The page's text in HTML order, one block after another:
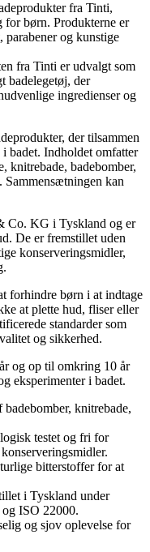
fra Tinti,
børn. Produkterne er
og kunstige
fra Tinti er udvalgt som
badelegetøj, der
ingredienser og
der tilsammen
badet. Indholdet omfatter
knitrebade, badebomber,
Sammensætningen kan
Co. KG i Tyskland og er
De er fremstillet uden
konserveringsmidler,
forhindre børn i at indtage
at plette hud, fliser eller
standarder som
og sikkerhed.
og op til omkring 10 år
eksperimenter i badet.
knitrebade,
testet og fri for
bitterstoffer for at
i Tyskland under
ISO 22000.
og sjov oplevelse for